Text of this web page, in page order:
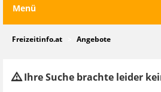
Menü
Freizeitinfo.at Angebote
Ihre Suche brachte leider